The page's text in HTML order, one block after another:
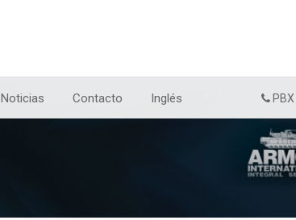
PBX
Noticias Contacto Inglés